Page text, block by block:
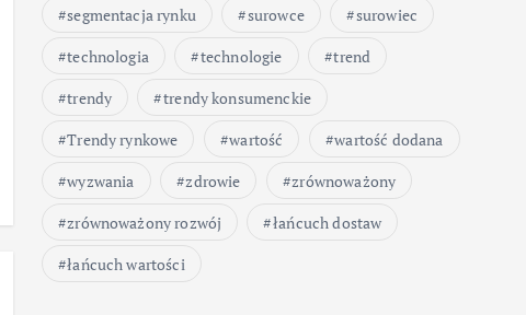
segmentacja rynku
surowce
surowiec
technologia
technologie
trend
trendy
trendy konsumenckie
Trendy rynkowe
wartość
wartość dodana
wyzwania
zdrowie
zrównoważony
zrównoważony rozwój
łańcuch dostaw
łańcuch wartości